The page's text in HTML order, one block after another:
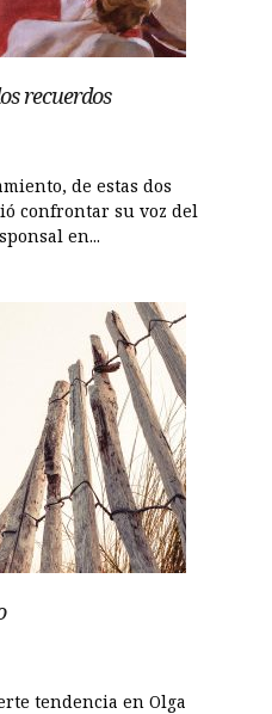
recuerdos
de estas dos
confrontar su voz del
en...
tendencia en Olga